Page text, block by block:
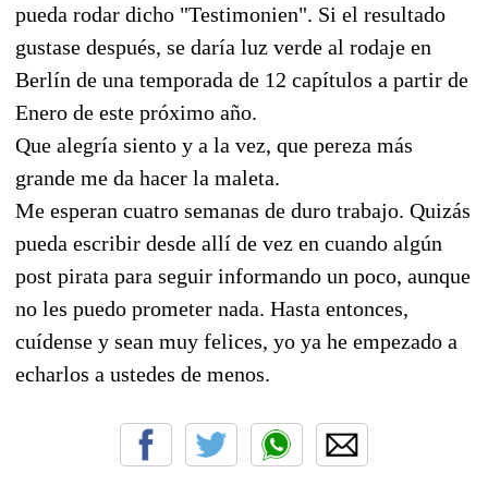
pueda rodar dicho "Testimonien". Si el resultado
gustase después, se daría luz verde al rodaje en
Berlín de una temporada de 12 capítulos a partir de
Enero de este próximo año.
Que alegría siento y a la vez, que pereza más
grande me da hacer la maleta.
Me esperan cuatro semanas de duro trabajo. Quizás
pueda escribir desde allí de vez en cuando algún
post pirata para seguir informando un poco, aunque
no les puedo prometer nada. Hasta entonces,
cuídense y sean muy felices, yo ya he empezado a
echarlos a ustedes de menos.